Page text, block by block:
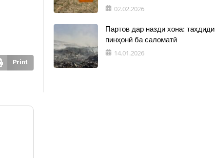
Print
02.02.2026
Партов дар назди хона: таҳдиди
пинҳонӣ ба саломатӣ
14.01.2026